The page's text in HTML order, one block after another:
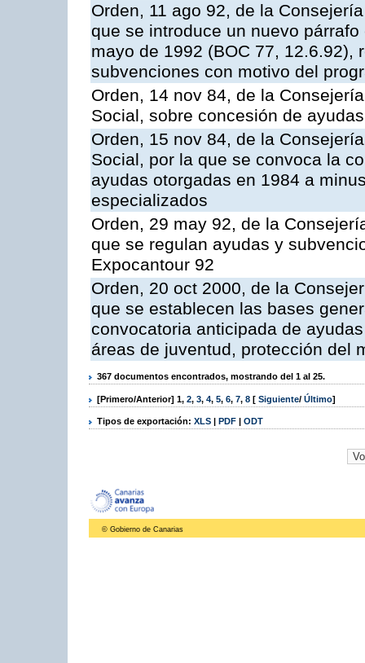
Orden, 11 ago 92, de la
que se introduce un nuevo
mayo de 1992 (BOC 77, 12.6.92),
subvenciones con motivo del
Orden, 14 nov 84, de la
Social, sobre concesión de
Orden, 15 nov 84, de la
Social, por la que se convoca la
ayudas otorgadas en 1984 a
especializados
Orden, 29 may 92, de la
que se regulan ayudas y
Expocantour 92
Orden, 20 oct 2000, de la
que se establecen las bases
convocatoria anticipada de
áreas de juventud, protección del
367 documentos encontrados, mostrando del 1 al 25.
[Primero/Anterior] 1, 2, 3, 4, 5, 6, 7, 8 [ Siguiente/ Último]
Tipos de exportación: XLS | PDF | ODT
© Gobierno de Canarias